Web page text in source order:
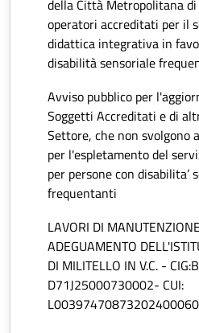
della Città Metropolitana
operatori accreditati per il
didattica integrativa in
disabilità sensoriale
Avviso pubblico per
Soggetti Accreditati e di
Settore, che non svolgono
per l'espletamento del
per persone con disabilita’
frequentanti
LAVORI DI
ADEGUAMENTO
DI MILITELLO IN V.C. -
D71J25000730002- CUI: